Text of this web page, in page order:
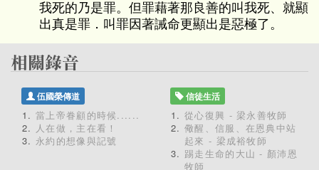
我死的乃是罪。但罪藉著那良善的叫我死、就顯
出真是罪．叫罪因著誡命更顯出是惡極了。
伍國榮傳道
當上帝眷顧的時候......
人在做，主在看！
永約的想像與記號
信徒生活
從心復興 - 梁永善牧師
儆醒、信服、在恩典中站
起來 - 梁成裕牧師
踢走生命的大山 - 顏沛恩
牧師